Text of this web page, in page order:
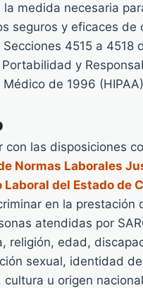
la medida necesaria
seguros y eficaces de
Secciones 4515 a 4518
y
Médico de 1996
con las disposiciones
Normas Laborales
Laboral del Estado de
en la prestación
atendidas por
religión, edad,
sexual, identidad
cultura u origen